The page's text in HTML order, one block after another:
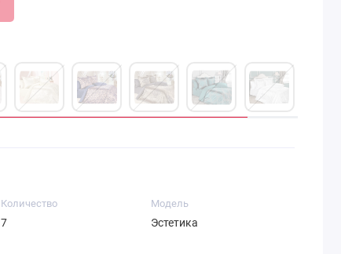
Количество
7
Модель
Эстетика